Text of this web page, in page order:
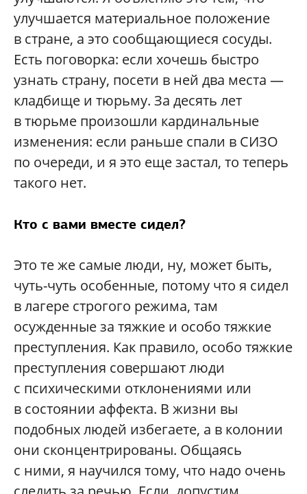
улучшается материальное положение
в стране, а это сообщающиеся сосуды.
Есть поговорка: если хочешь быстро
узнать страну, посети в ней два места —
кладбище и тюрьму. За десять лет
в тюрьме произошли кардинальные
изменения: если раньше спали в СИЗО
по очереди, и я это еще застал, то теперь
такого нет.
Кто с вами вместе сидел?
Это те же самые люди, ну, может быть,
чуть-чуть особенные, потому что я сидел
в лагере строгого режима, там
осужденные за тяжкие и особо тяжкие
преступления. Как правило, особо тяжкие
преступления совершают люди
с психическими отклонениями или
в состоянии аффекта. В жизни вы
подобных людей избегаете, а в колонии
они сконцентрированы. Общаясь
с ними, я научился тому, что надо очень